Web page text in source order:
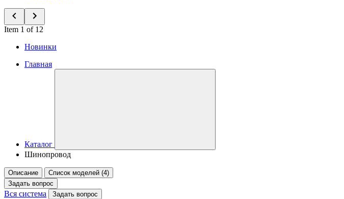
Item 1 of 12
Новинки
Главная
Каталог
Шинопровод
Описание
Список моделей (4)
Задать вопрос
Вся система Задать вопрос